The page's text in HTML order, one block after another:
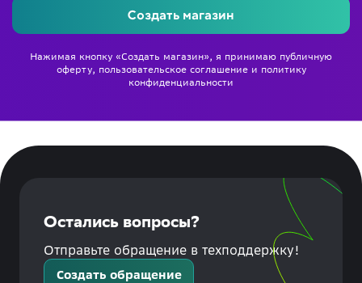
Создать магазин
Нажимая кнопку «Создать магазин», я принимаю публичную
оферту, пользовательское соглашениеи политику
конфиденциальности
Остались вопросы?
Отправьте обращение в техподдержку!
Создать обращение